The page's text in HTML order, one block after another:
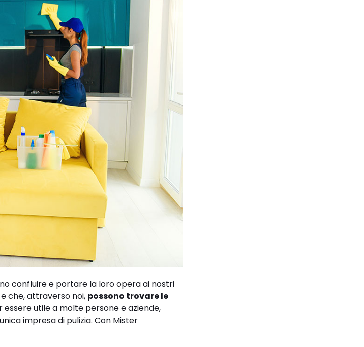
confluire e portare la loro opera ai nostri
che, attraverso noi, possono trovare le
utile a molte persone e aziende,
impresa di pulizia. Con Mister